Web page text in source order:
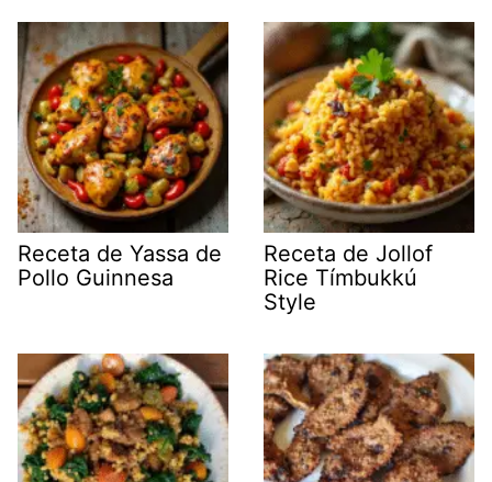
Receta de Yassa de
Pollo Guinnesa
Receta de Jollof
Rice Tímbukkú
Style